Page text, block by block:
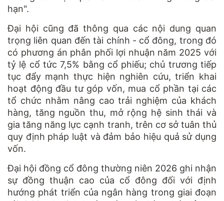
hạn".
Đại hội cũng đã thông qua các nội dung quan
trọng liên quan đến tài chính - cổ đông, trong đó
có phương án phân phối lợi nhuận năm 2025 với
tỷ lệ cổ tức 7,5% bằng cổ phiếu; chủ trương tiếp
tục đẩy mạnh thực hiện nghiên cứu, triển khai
hoạt động đầu tư góp vốn, mua cổ phần tại các
tổ chức nhằm nâng cao trải nghiệm của khách
hàng, tăng nguồn thu, mở rộng hệ sinh thái và
gia tăng năng lực cạnh tranh, trên cơ sở tuân thủ
quy định pháp luật và đảm bảo hiệu quả sử dụng
vốn.
Đại hội đồng cổ đông thường niên 2026 ghi nhận
sự đồng thuận cao của cổ đông đối với định
hướng phát triển của ngân hàng trong giai đoạn